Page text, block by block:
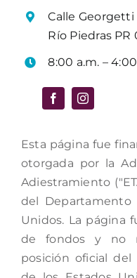
Calle Georgetti
Río Piedras PR
8:00 a.m. –
Esta página fue
otorgada por la
Adiestramiento
del Departamento
Unidos. La página
de fondos y no
posición oficial del